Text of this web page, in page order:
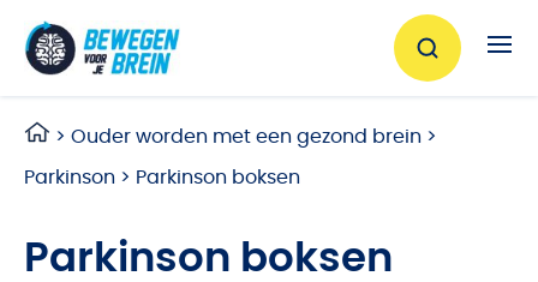
> Ouder worden met een gezond brein >
Parkinson > Parkinson boksen
Parkinson boksen